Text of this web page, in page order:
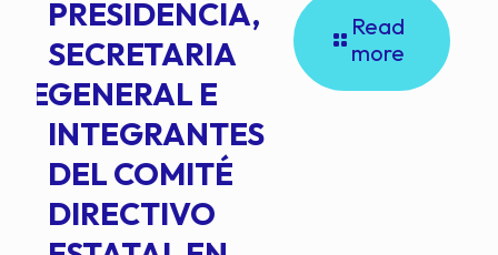
PRESIDENCIA,
SECRETARIA
GENERAL E
INTEGRANTES
DEL COMITÉ
DIRECTIVO
Read
more